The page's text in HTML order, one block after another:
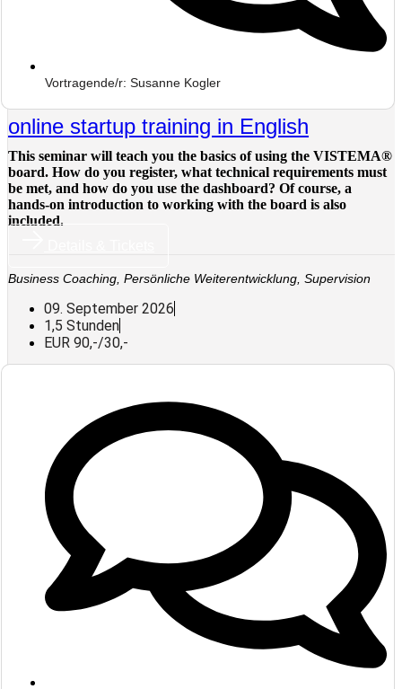
Vortragende/r: Susanne Kogler
online startup training in English
This seminar will teach you the basics of using the VISTEMA®
board. How do you register, what technical requirements must
be met, and how do you use the dashboard? Of course, a
hands-on introduction to working with the board is also
included.
Business Coaching Persönliche Weiterentwicklung Supervision
09. September 2026
1,5 Stunden
EUR 90,-/30,-